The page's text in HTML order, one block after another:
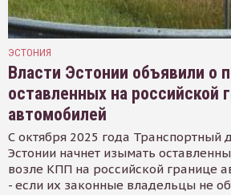
ЭСТОНИЯ
Власти Эстонии объявили о
оставленных на российской
автомобилей
С октября 2025 года Транспортный
Эстонии начнет изымать
возле КПП на российской границе
- если их законные владельцы не